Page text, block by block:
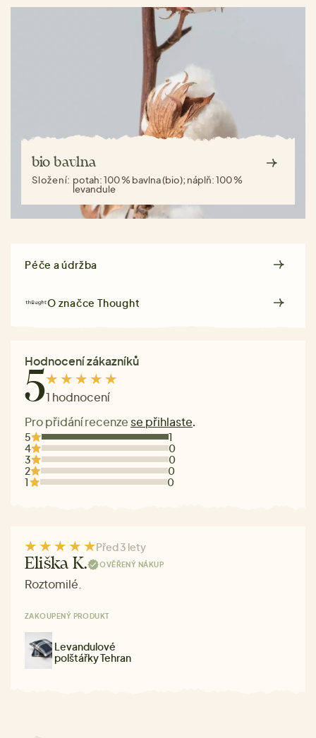
bio bavlna
Složení: potah: 100 % bavlna (bio); náplň: 100 %
levandule
Péče a údržba
O značceThought
Hodnocení zákazníků
51 hodnocení
Pro přidání recenze se přihlaste.
5
1
4
0
3
0
2
0
1
0
Před 3 lety
Eliška K. OVĚŘENÝ NÁKUP
Roztomilé.
ZAKOUPENÝ PRODUKT
Levandulové
polštářky Tehran